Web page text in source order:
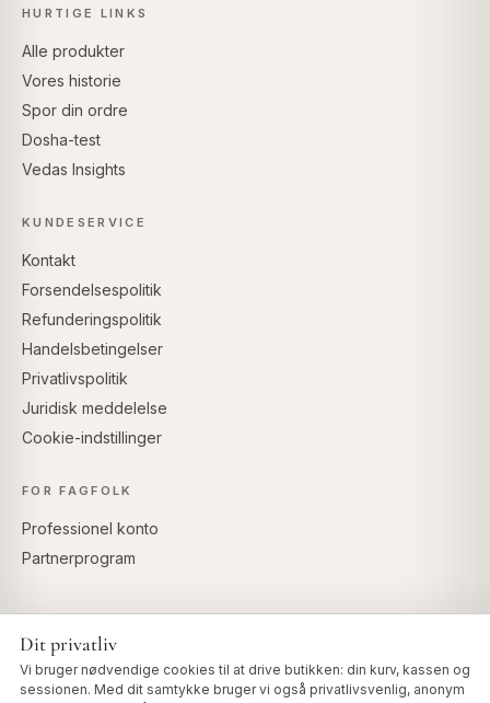
HURTIGE LINKS
Alle produkter
Vores historie
Spor din ordre
Dosha-test
Vedas Insights
KUNDESERVICE
Kontakt
Forsendelsespolitik
Refunderingspolitik
Handelsbetingelser
Privatlivspolitik
Juridisk meddelelse
Cookie-indstillinger
FOR FAGFOLK
Professionel konto
Partnerprogram
Dit privatliv
Vi bruger nødvendige cookies til at drive butikken: din kurv, kassen og
sessionen. Med dit samtykke bruger vi også privatlivsvenlig, anonym